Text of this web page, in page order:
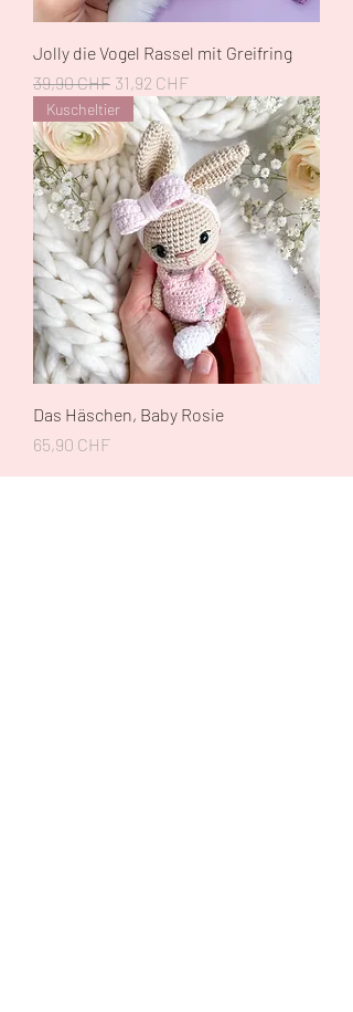
Jolly die Vogel Rassel mit Greifring
Standardpreis
39,90 CHF Sale-Preis
31,92 CHF
Kuscheltier
Das Häschen, Baby Rosie
Preis
65,90 CHF